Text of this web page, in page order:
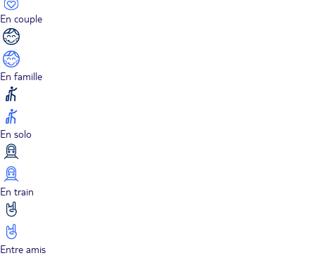
En couple
En famille
En solo
En train
Entre amis